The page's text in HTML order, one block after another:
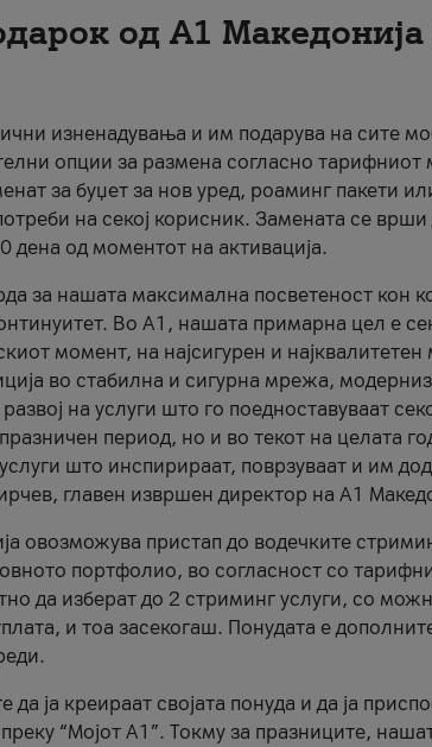
од А1 Македонија
изненадувања и им подарува на сите
опции за размена согласно тарифниот
за буџет за нов уред, роаминг пакети
на секој корисник. Замената се
дена од моментот на активација.
за нашата максимална посветеност кон
Во А1, нашата примарна цел е
момент, на најсигурен и
во стабилна и сигурна мрежа,
на услуги што го поедноставуваат
период, но и во текот на целата
што инспирираат, поврзуваат и им
главен извршен директор на А1
овозможува пристап до водечките
портфолио, во согласност со
да изберат до 2 стриминг услуги, со
и тоа засекогаш. Понудата е
ја креираат својата понуда и да ја
“Мојот А1”. Токму за празниците,